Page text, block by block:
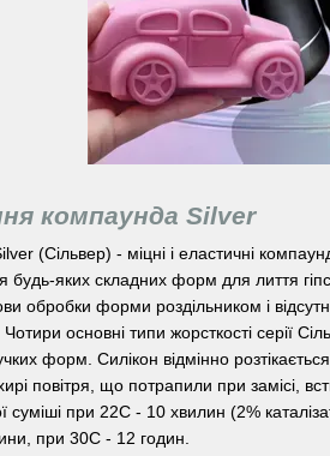
компаунда Silver
(Сільвер) - міцні і еластичні
будь-яких складних форм для лиття
обробки форми роздільником і
Чотири основні типи жорсткості серії
форм. Силікон відмінно
повітря, що потрапили при замісі,
суміші при 22С - 10 хвилин (2%
при 30С - 12 годин.